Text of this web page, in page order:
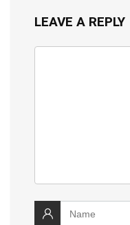
LEAVE A REPLY